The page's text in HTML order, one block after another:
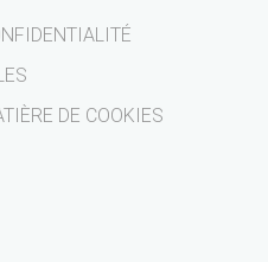
DE COOKIES